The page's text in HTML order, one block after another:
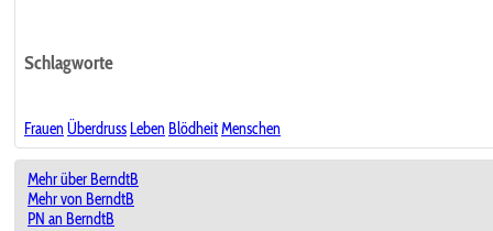
Schlagworte
Frauen Überdruss Leben BlödheitMenschen
Mehr über BerndtB
Mehr von BerndtB
PN an BerndtB